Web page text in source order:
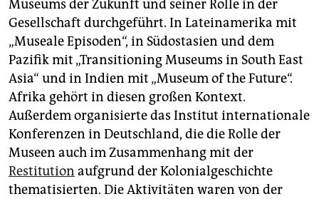
Museums der Zukunft und seiner Rolle in der
Gesellschaft durchgeführt. In Lateinamerika mit
„Museale Episoden“, in Südostasien und dem
Pazifik mit „Transitioning Museums in South East
Asia“ und in Indien mit „Museum of the Future“.
Afrika gehört in diesen großen Kontext.
Außerdem organisierte das Institut internationale
Konferenzen in Deutschland, die die Rolle der
Museen auch im Zusammenhang mit der
Restitution aufgrund der Kolonialgeschichte
thematisierten. Die Aktivitäten waren von der